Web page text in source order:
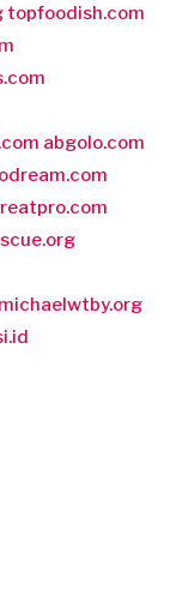
topfoodish.com
abgolo.com